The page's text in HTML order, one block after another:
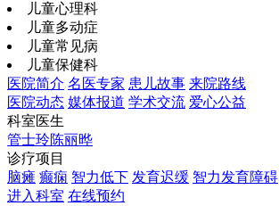
儿童心理科
儿童多动症
儿童常见病
儿童保健科
医院简介 名医专家 患儿故事 来院路线
医院动态 媒体报道 学术交流 爱心公益
科室医生
管士玲陈丽晔
诊疗项目
脑瘫 癫痫 智力低下 发育迟缓 智力发育障碍
进入科室 在线预约